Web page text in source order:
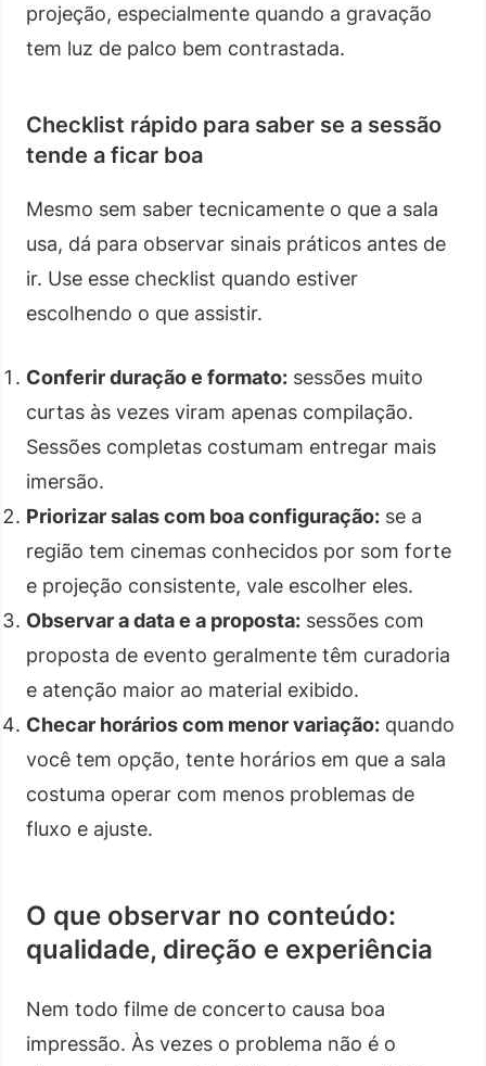
projeção, especialmente quando a gravação
tem luz de palco bem contrastada.
Checklist rápido para saber se a sessão
tende a ficar boa
Mesmo sem saber tecnicamente o que a sala
usa, dá para observar sinais práticos antes de
ir. Use esse checklist quando estiver
escolhendo o que assistir.
Conferir duração e formato: sessões muito
curtas às vezes viram apenas compilação.
Sessões completas costumam entregar mais
imersão.
Priorizar salas com boa configuração: se a
região tem cinemas conhecidos por som forte
e projeção consistente, vale escolher eles.
Observar a data e a proposta: sessões com
proposta de evento geralmente têm curadoria
e atenção maior ao material exibido.
Checar horários com menor variação: quando
você tem opção, tente horários em que a sala
costuma operar com menos problemas de
fluxo e ajuste.
O que observar no conteúdo:
qualidade, direção e experiência
Nem todo filme de concerto causa boa
impressão. Às vezes o problema não é o